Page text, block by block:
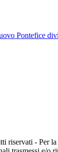
Pontefice
- Per